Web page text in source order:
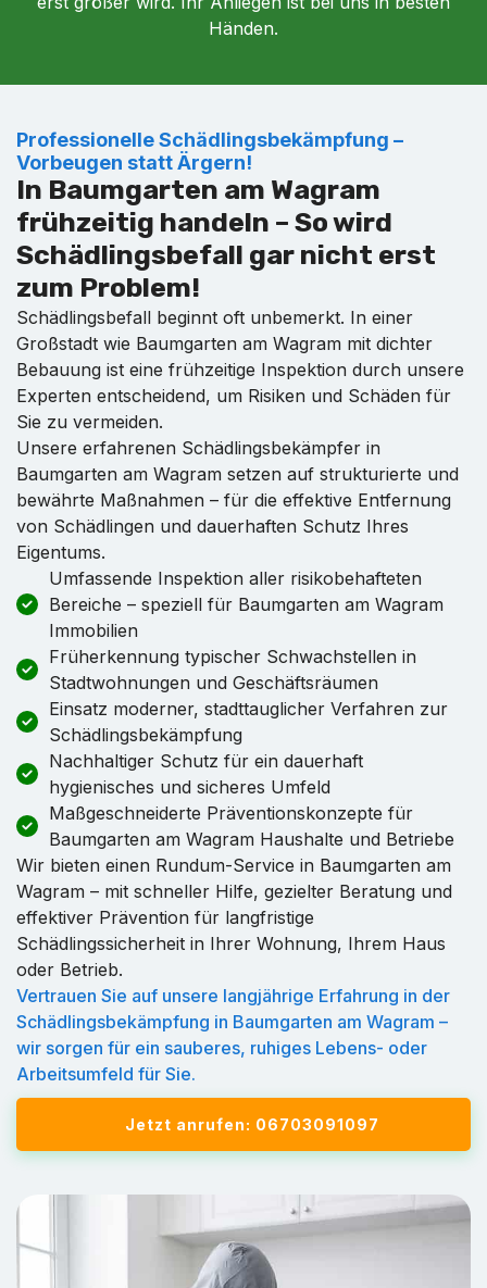
Händen.
Professionelle Schädlingsbekämpfung –
Vorbeugen statt Ärgern!
In Baumgarten am Wagram
frühzeitig handeln – So wird
Schädlingsbefall gar nicht erst
zum Problem!
Schädlingsbefall beginnt oft unbemerkt. In einer
Großstadt wie Baumgarten am Wagram mit dichter
Bebauung ist eine frühzeitige Inspektion durch unsere
Experten entscheidend, um Risiken und Schäden für
Sie zu vermeiden.
Unsere erfahrenen Schädlingsbekämpfer in
Baumgarten am Wagram setzen auf strukturierte und
bewährte Maßnahmen – für die effektive Entfernung
von Schädlingen und dauerhaften Schutz Ihres
Eigentums.
Umfassende Inspektion aller risikobehafteten
Bereiche – speziell für Baumgarten am Wagram
Immobilien
Früherkennung typischer Schwachstellen in
Stadtwohnungen und Geschäftsräumen
Einsatz moderner, stadttauglicher Verfahren zur
Schädlingsbekämpfung
Nachhaltiger Schutz für ein dauerhaft
hygienisches und sicheres Umfeld
Maßgeschneiderte Präventionskonzepte für
Baumgarten am Wagram Haushalte und Betriebe
Wir bieten einen Rundum-Service in Baumgarten am
Wagram – mit schneller Hilfe, gezielter Beratung und
effektiver Prävention für langfristige
Schädlingssicherheit in Ihrer Wohnung, Ihrem Haus
oder Betrieb.
Vertrauen Sie auf unsere langjährige Erfahrung in der
Schädlingsbekämpfung in Baumgarten am Wagram –
wir sorgen für ein sauberes, ruhiges Lebens- oder
Arbeitsumfeld für Sie.
Jetzt anrufen: 06703091097